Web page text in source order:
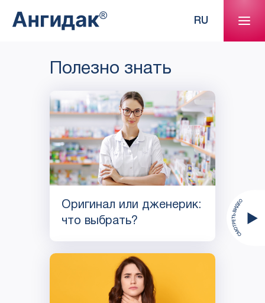
RU
Полезно знать
Оригинал или дженерик:
что выбрать?